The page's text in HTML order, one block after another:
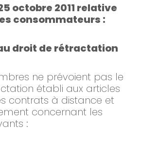
octobre 2011 relative
consommateurs :
droit de rétractation
ne prévoient pas le
établi aux articles
contrats à distance et
concernant les
: